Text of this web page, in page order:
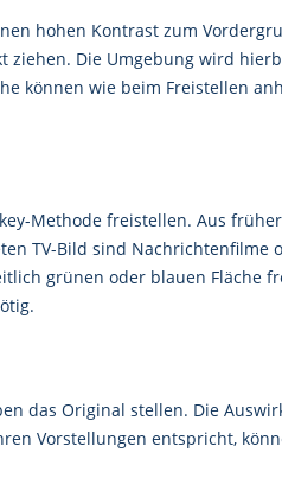
hohen Kontrast zum
Die Umgebung wird
können wie beim Freistellen
Methode freistellen. Aus
TV-Bild sind Nachrichtenfilme
grünen oder blauen Fläche
das Original stellen. Die
Vorstellungen entspricht,